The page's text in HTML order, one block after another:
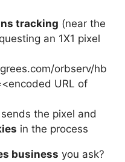
tracking (near the
an 1X1 pixel
orbserv/hb
URL of
the pixel and
in the process
business you ask?